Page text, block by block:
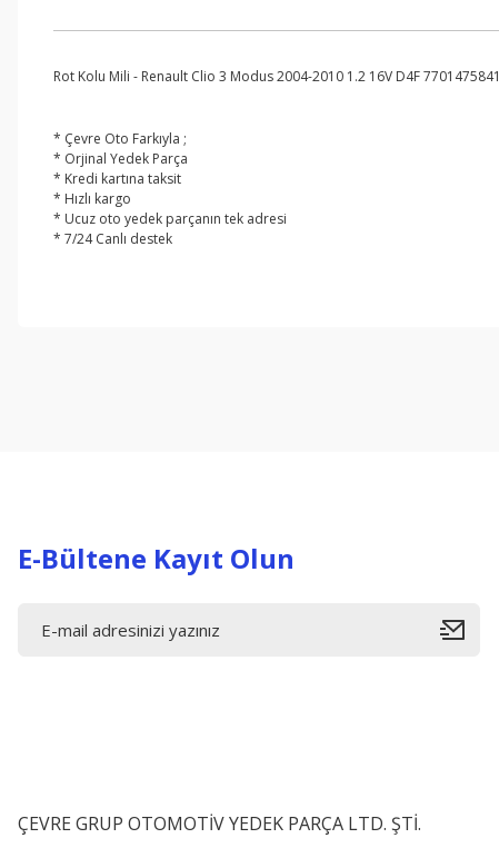
Rot Kolu Mili - Renault Clio 3 Modus 2004-2010 1.2 16V D4F 7701475841
* Çevre Oto Farkıyla ;
* Orjinal Yedek Parça
* Kredi kartına taksit
* Hızlı kargo
* Ucuz oto yedek parçanın tek adresi
* 7/24 Canlı destek
E-Bültene Kayıt Olun
ÇEVRE GRUP OTOMOTİV YEDEK PARÇA LTD. ŞTİ.